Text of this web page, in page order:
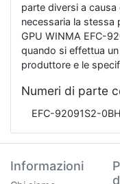
parte diversi a
necessaria la stessa
GPU WINMA EFC-
quando si effettua
produttore e le
Numeri di parte
EFC-92091S2-0BH
Informazioni